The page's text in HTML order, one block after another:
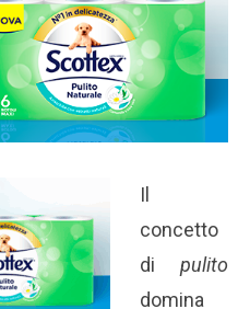
Il
concetto
di pulito
domina